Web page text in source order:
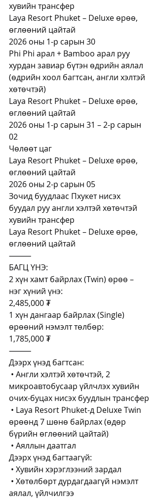
хувийн трансфер
Laya Resort Phuket – Deluxe өрөө,
өглөөний цайтай
2026 оны 1-р сарын 30
Phi Phi арал + Bamboo арал руу
хурдан завиар бүтэн өдрийн аялал
(өдрийн хоол багтсан, англи хэлтэй
хөтөчтэй)
Laya Resort Phuket – Deluxe өрөө,
өглөөний цайтай
2026 оны 1-р сарын 31 – 2-р сарын
02
Чөлөөт цаг
Laya Resort Phuket – Deluxe өрөө,
өглөөний цайтай
2026 оны 2-р сарын 05
Зочид буудлаас Пхукет нисэх
буудал руу англи хэлтэй хөтөчтэй
хувийн трансфер
Laya Resort Phuket – Deluxe өрөө,
өглөөний цайтай
⸻
БАГЦ ҮНЭ:
2 хүн хамт байрлах (Twin) өрөө –
нэг хүний үнэ:
2,485,000 ₮
1 хүн дангаар байрлах (Single)
өрөөний нэмэлт төлбөр:
1,785,000 ₮
⸻
Дээрх үнэд багтсан:
• Англи хэлтэй хөтөчтэй, 2
микроавтобусаар үйлчлэх хувийн
очих-буцах нисэх буудлын трансфер
• Laya Resort Phuket-д Deluxe Twin
өрөөнд 7 шөнө байрлах (өдөр
бүрийн өглөөний цайтай)
• Аяллын даатгал
Дээрх үнэд багтаагүй:
• Хувийн хэрэглээний зардал
• Хөтөлбөрт дурдагдаагүй нэмэлт
аялал, үйлчилгээ